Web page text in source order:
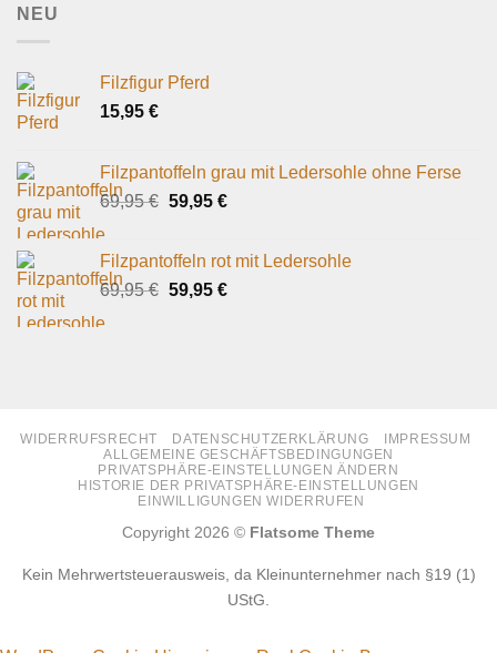
NEU
Filzfigur Pferd
15,95 €
Filzpantoffeln grau mit Ledersohle ohne Ferse
69,95€ Ursprünglicher
69,95 €
59,95 €Aktueller
59,95 €.
Filzpantoffeln rot mit Ledersohle
69,95€ Ursprünglicher
59,95 €Aktueller
WIDERRUFSRECHT DATENSCHUTZERKLÄRUNG
IMPRESSUM
ALLGEMEINE GESCHÄFTSBEDINGUNGEN
PRIVATSPHÄRE-EINSTELLUNGEN ÄNDERN
HISTORIE DER PRIVATSPHÄRE-EINSTELLUNGEN
EINWILLIGUNGEN WIDERRUFEN
Copyright 2026 © Flatsome Theme
Kein Mehrwertsteuerausweis, da Kleinunternehmer nach §19 (1)
UStG.